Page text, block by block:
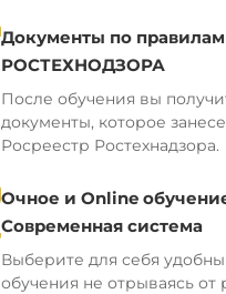
Документы по правилам
РОСТЕХНОДЗОРА
После обучения вы
документы, которое
Росреестр Ростехнадзора.
Очное и Online
Современная система
Выберите для себя
обучения не отрываясь от